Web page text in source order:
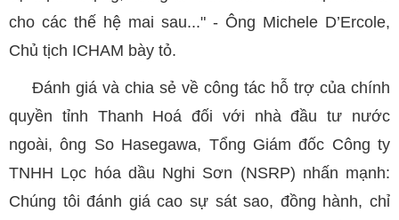
cho các thế hệ mai sau..." - Ông Michele D’Ercole,
Chủ tịch ICHAM bày tỏ.
Đánh giá và chia sẻ về công tác hỗ trợ của chính
quyền tỉnh Thanh Hoá đối với nhà đầu tư nước
ngoài, ông So Hasegawa, Tổng Giám đốc Công ty
TNHH Lọc hóa dầu Nghi Sơn (NSRP) nhấn mạnh:
Chúng tôi đánh giá cao sự sát sao, đồng hành, chỉ